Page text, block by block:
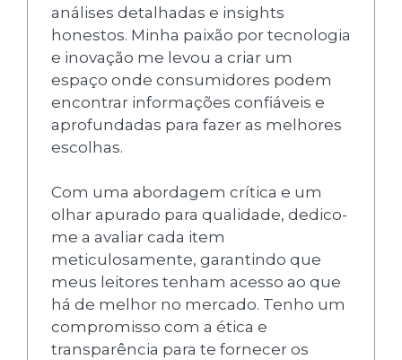
análises detalhadas e insights
honestos. Minha paixão por tecnologia
e inovação me levou a criar um
espaço onde consumidores podem
encontrar informações confiáveis e
aprofundadas para fazer as melhores
escolhas.
Com uma abordagem crítica e um
olhar apurado para qualidade, dedico-
me a avaliar cada item
meticulosamente, garantindo que
meus leitores tenham acesso ao que
há de melhor no mercado. Tenho um
compromisso com a ética e
transparência para te fornecer os